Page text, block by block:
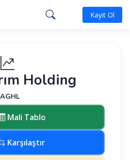
Kayıt Ol
Holding
Mali Tablo
Karşılaştır